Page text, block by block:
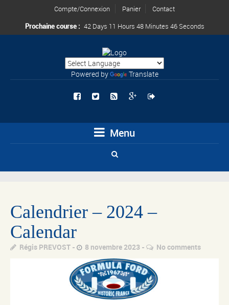
Compte/Connexion Panier
Contact
Prochaine course : 42 Days 11 Hours 48 Minutes 46 Seconds
Powered by Translate
Menu
Calendrier – 2024 –
Calendar
Régis PREVOST 8 novembre 2023 No comments